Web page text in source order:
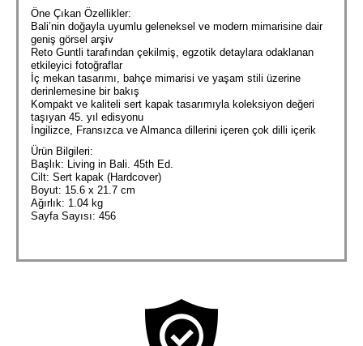
Öne Çıkan Özellikler:
Bali’nin doğayla uyumlu geleneksel ve modern mimarisine dair
geniş görsel arşiv
Reto Guntli tarafından çekilmiş, egzotik detaylara odaklanan
etkileyici fotoğraflar
İç mekan tasarımı, bahçe mimarisi ve yaşam stili üzerine
derinlemesine bir bakış
Kompakt ve kaliteli sert kapak tasarımıyla koleksiyon değeri
taşıyan 45. yıl edisyonu
İngilizce, Fransızca ve Almanca dillerini içeren çok dilli içerik
Ürün Bilgileri:
Başlık: Living in Bali. 45th Ed.
Cilt: Sert kapak (Hardcover)
Boyut: 15.6 x 21.7 cm
Ağırlık: 1.04 kg
Sayfa Sayısı: 456